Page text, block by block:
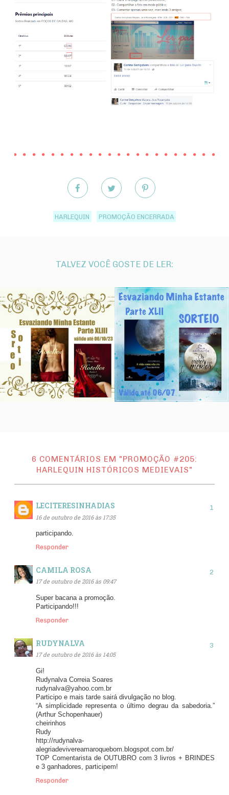
HARLEQUIN PROMOÇÃO ENCERRADA
TALVEZ VOCÊ GOSTE DE LER:
6 COMENTÁRIOS EM "PROMOÇÃO #205:
HARLEQUIN HISTÓRICOS MEDIEVAIS"
LECITERESINHADIAS
16 de outubro de 2016 às 17:35
participando.
Responder
CAMILA ROSA
17 de outubro de 2016 às 09:47
Super bacana a promoção.
Participando!!!
Responder
RUDYNALVA
17 de outubro de 2016 às 14:05
Gi!
Rudynalva Correia Soares
rudynalva@yahoo.com.br
Participo e mais tarde sairá divulgação no blog.
“A simplicidade representa o último degrau da sabedoria.”
(Arthur Schopenhauer)
cheirinhos
Rudy
http://rudynalva-
alegriadevivereamaroquebom.blogspot.com.br/
TOP Comentarista de OUTUBRO com 3 livros + BRINDES
e 3 ganhadores, participem!
Responder